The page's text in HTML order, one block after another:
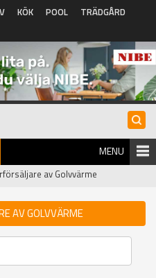
KÖK POOL
TRÄDGÅRD
MENU
av Golvvärme
AV GOLVVÄRME